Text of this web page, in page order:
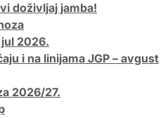
doživljaj jamba!
2026.
i na linijama JGP – avgust
2026/27.